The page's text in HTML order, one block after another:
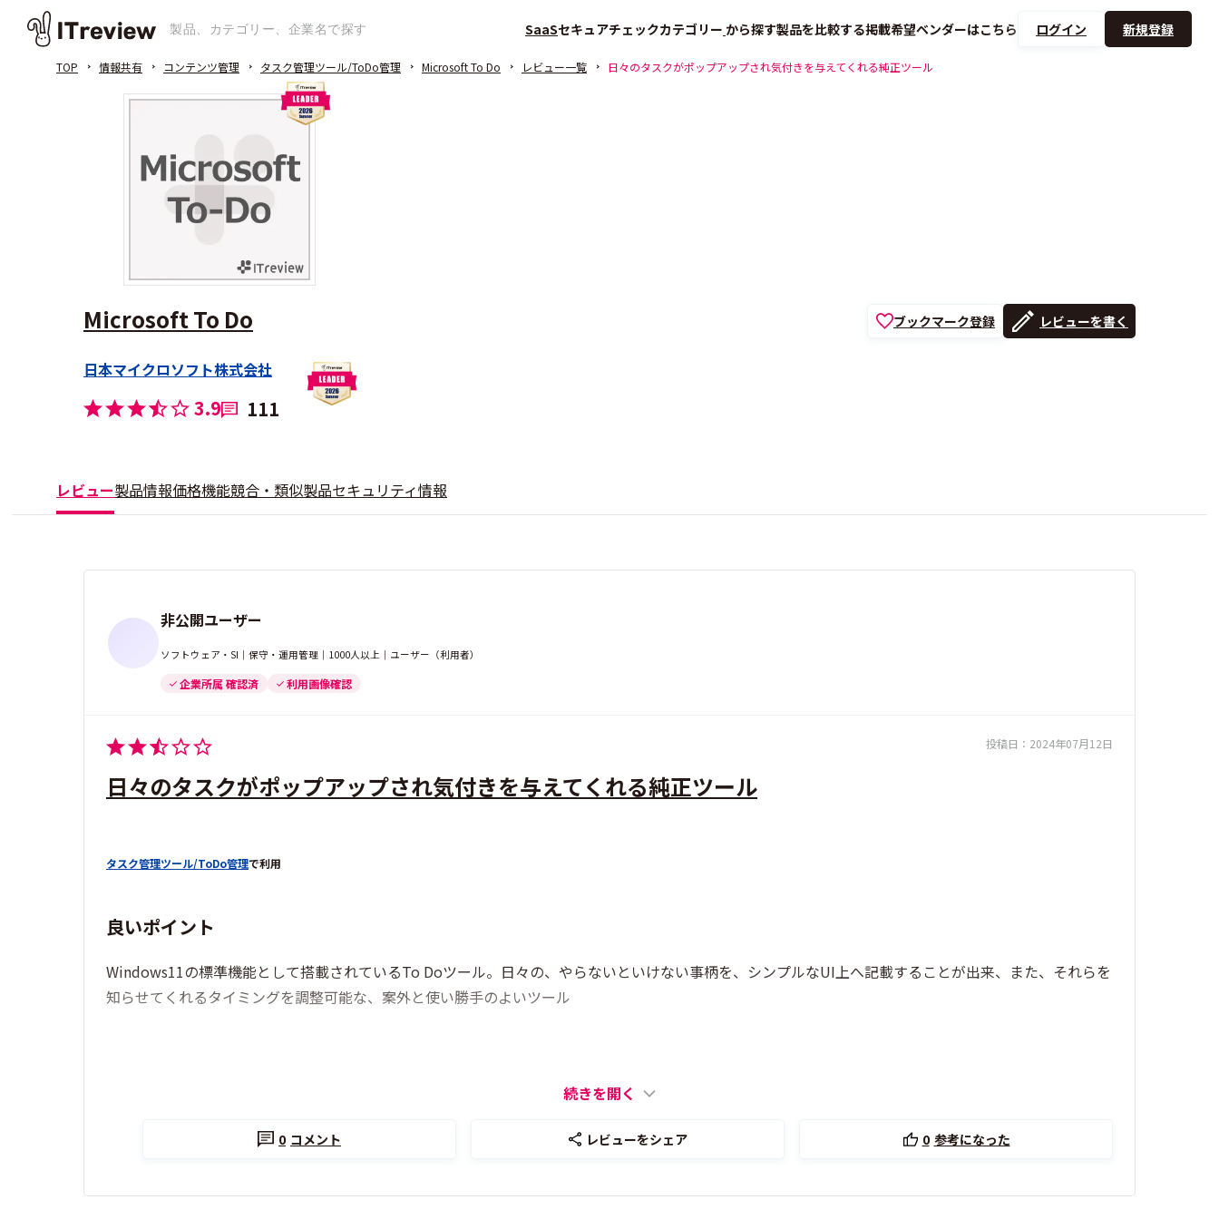
SaaSセキュアチェックカテゴリー から探す製品を比較する掲載希望ベンダーはこちら ログイン 新規登録
TOP 情報共有 コンテンツ管理 タスク管理ツール/ToDo管理 Microsoft To Do レビュー一覧 日々のタスクがポップアップされ気付きを与えてくれる純正ツール
Microsoft To Do
日本マイクロソフト株式会社
3.9 111
ブックマーク登録 レビューを書く
レビュー製品情報価格機能競合・類似製品セキュリティ情報
非公開ユーザー
ソフトウェア・SI｜保守・運用管理｜1000人以上｜ユーザー（利用者）
企業所属 確認済 利用画像確認
投稿日： 2024年07月12日
日々のタスクがポップアップされ気付きを与えてくれる純正ツール
タスク管理ツール/ToDo管理で利用
良いポイント
Windows11の標準機能として搭載されているTo Doツール。日々の、やらないといけない事柄を、シンプルなUI上へ記載することが出来、また、それらを
知らせてくれるタイミングを調整可能な、案外と使い勝手のよいツール
続きを開く
0 コメント レビューをシェア 0 参考になった